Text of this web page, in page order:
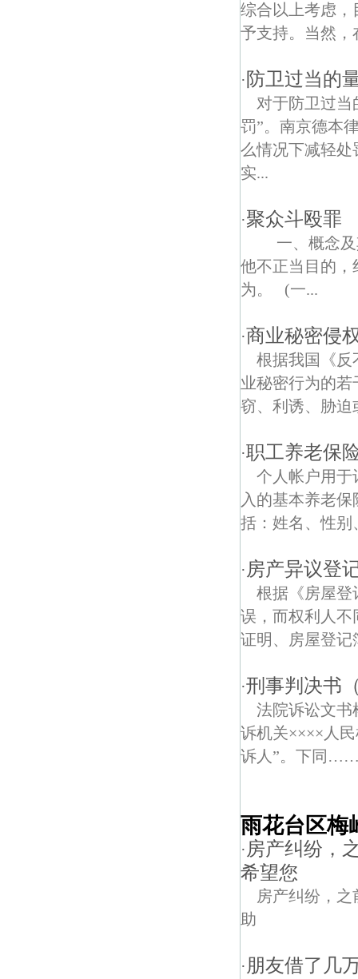
综合以上考虑，
予支持。当然，
· 防卫过当的
对于防卫过当
罚”。南京德本
么情况下减轻处
实...
·聚众斗殴罪
一、概念及
他不正当目的，
为。 (一...
·商业秘密侵
根据我国《反
业秘密行为的
窃、利诱、胁迫
·职工养老保
个人帐户用于
入的基本养老
括：姓名、性别
· 房产异议登
根据《房屋登
误，而权利人不
证明、房屋登
·刑事判决书
法院诉讼
诉机关××××人
诉人”。下同……
雨花台区梅
· 房产纠纷，
希望您
房产纠纷，
助
· 朋友借了几